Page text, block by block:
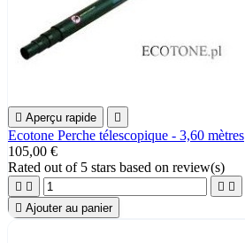
 Aperçu rapide 
Ecotone Perche télescopique - 3,60 mètres
105,00 €
Rated out of 5 stars based on review(s)
   
 Ajouter au panier